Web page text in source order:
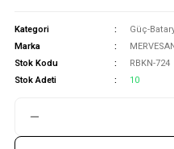
Kategori Güç-
Marka
Stok Kodu
RBKN-724
Stok Adeti
10